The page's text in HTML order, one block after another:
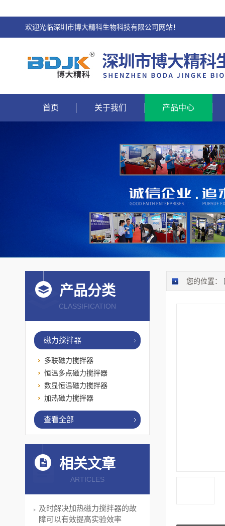
欢迎光临深圳市博大精科生物科技有限公司网站！
首页 关于我们 产品中心
您的位置：
产品分类
CLASSIFICATION
磁力搅拌器
多联磁力搅拌器
恒温多点磁力搅拌器
数显恒温磁力搅拌器
加热磁力搅拌器
查看全部
相关文章
ARTICLES
及时解决加热磁力搅拌器的故
障可以有效提高实验效率